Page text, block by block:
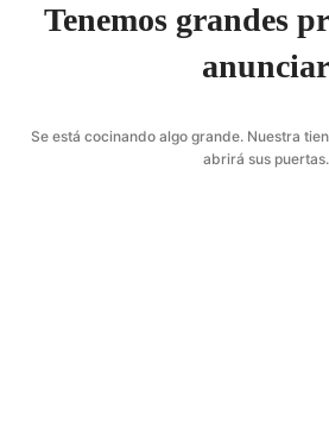
Tenemos grandes
anunciar
Se está cocinando algo grande. Nuestra
abrirá sus puertas.